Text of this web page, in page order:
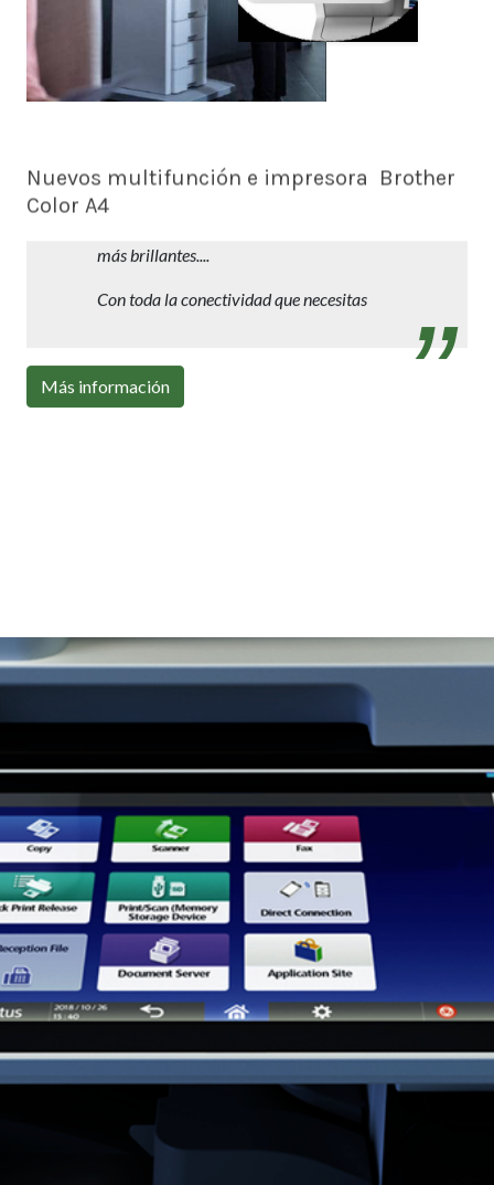
Nuevos multifunción e impresora Brother
Color A4
Trabajos profesionales en A4 con reducida
más brillantes....
Con toda la conectividad que necesitas